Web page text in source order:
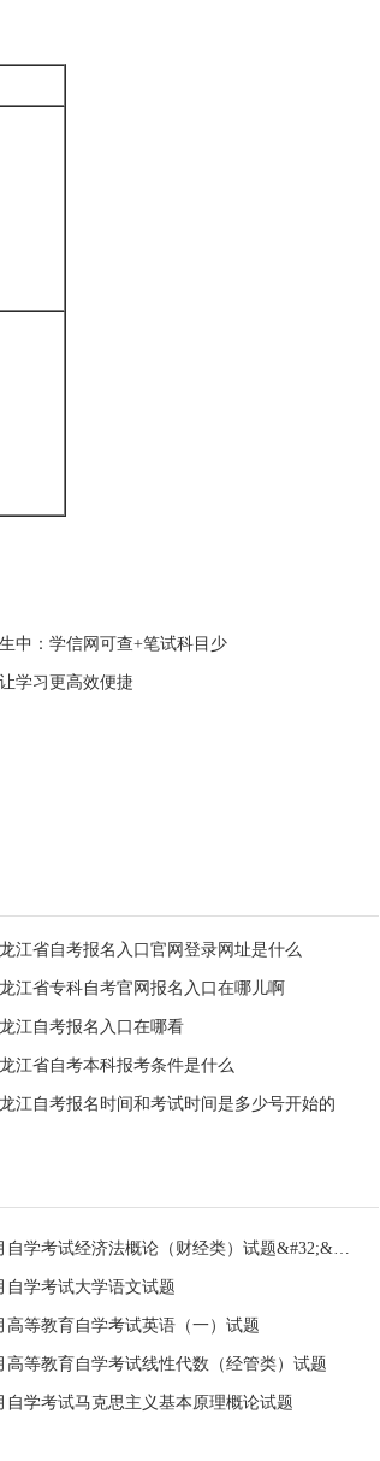
中：学信网可查+笔试科目少
学习更高效便捷
江省自考报名入口官网登录网址是什么
江省专科自考官网报名入口在哪儿啊
江自考报名入口在哪看
江省自考本科报考条件是什么
江自考报名时间和考试时间是多少号开始的
全国2024年4月自学考试经济法概论（财经类）试题&#32;&#32;
自学考试大学语文试题
高等教育自学考试英语（一）试题
高等教育自学考试线性代数（经管类）试题
自学考试马克思主义基本原理概论试题